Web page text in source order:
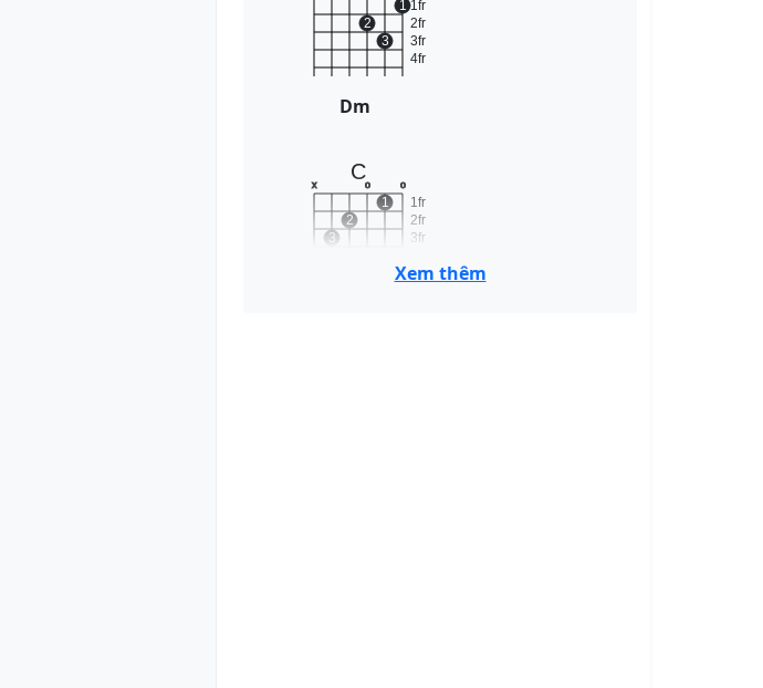
1fr
2fr
3fr
4fr
2
3
1
Dm
C
1fr
2fr
3fr
x
3
2
o
1
o
Xem thêm